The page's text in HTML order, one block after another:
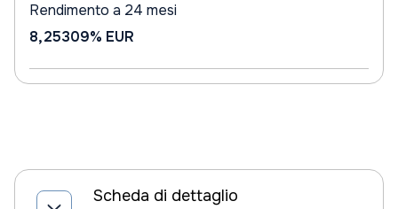
Rendimento a 24 mesi
8,25309% EUR
Scheda di dettaglio